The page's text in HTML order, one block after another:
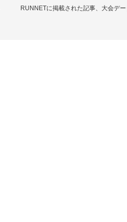
RUNNETに掲載された記事、大会デ